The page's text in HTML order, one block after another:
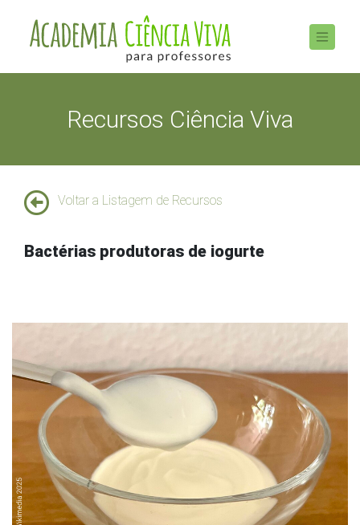
Recursos Ciência Viva
Voltar a Listagem de Recursos
Bactérias produtoras de iogurte